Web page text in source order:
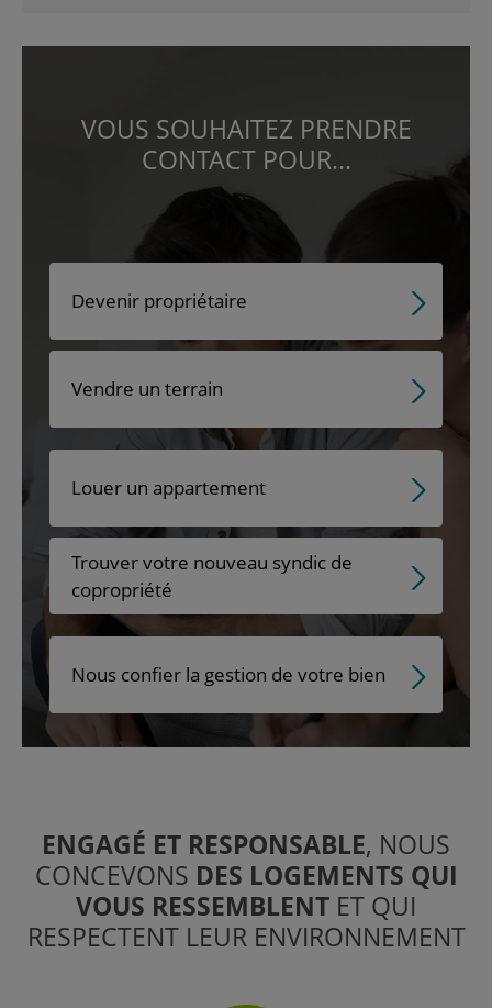
VOUS SOUHAITEZ PRENDRE
CONTACT POUR...
Devenir propriétaire
Vendre un terrain
Louer un appartement
Trouver votre nouveau syndic de
copropriété
Nous confier la gestion de votre bien
ENGAGÉ ET RESPONSABLE, NOUS
CONCEVONS DES LOGEMENTS QUI
VOUS RESSEMBLENT ET QUI
RESPECTENT LEUR ENVIRONNEMENT